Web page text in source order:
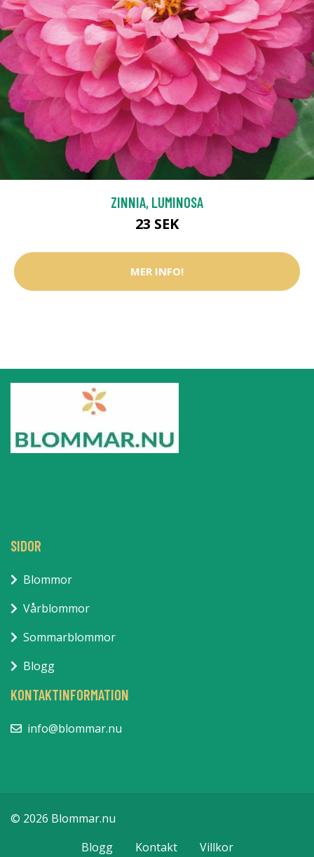
ZINNIA, LUMINOSA
23 SEK
MER INFO!
SIDOR
Blommor
Vårblommor
Sommarblommor
Blogg
KONTAKTINFORMATION
info@blommar.nu
© 2026 Blommar.nu
Blogg
Kontakt
Villkor